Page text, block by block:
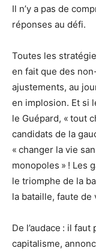
Il n’y a pas de
réponses au défi.
Toutes les
en fait que des
ajustements, au
en implosion. Et si
le Guépard, « tout
candidats de la
« changer la vie
monopoles » ! Les
le triomphe de la
la bataille, faute de
De l’audace : il
capitalisme,